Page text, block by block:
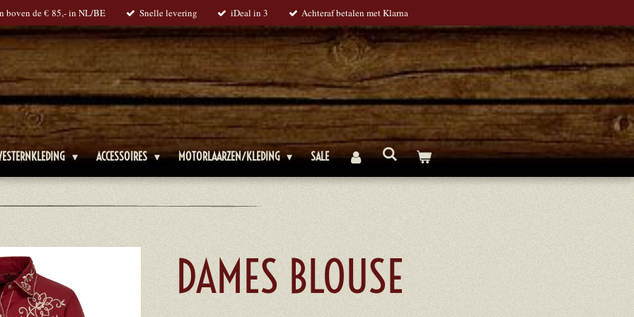
boven de € 85,- in NL/BE Snelle levering iDeal in 3 Achteraf betalen met Klarna
ACCESSOIRES MOTORLAARZEN/KLEDING SALE
DAMES BLOUSE